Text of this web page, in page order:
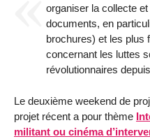
organiser la collecte
documents, en
brochures) et les plus
concernant les luttes
révolutionnaires
Le deuxième weekend de
projet récent a pour thème
militant ou cinéma